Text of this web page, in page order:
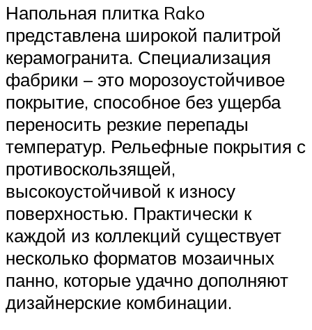
Напольная плитка Rako
представлена широкой палитрой
керамогранита. Специализация
фабрики – это морозоустойчивое
покрытие, способное без ущерба
переносить резкие перепады
температур. Рельефные покрытия с
противоскользящей,
высокоустойчивой к износу
поверхностью. Практически к
каждой из коллекций существует
несколько форматов мозаичных
панно, которые удачно дополняют
дизайнерские комбинации.